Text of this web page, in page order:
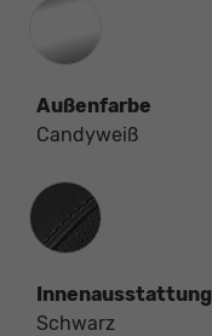
Außenfarbe
Candyweiß
Innenausstattung
Innenausstattung
Schwarz